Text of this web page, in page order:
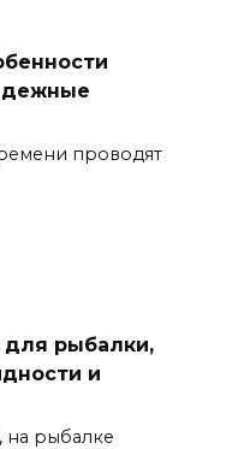
проводят
рыбалки,
и
на рыбалке